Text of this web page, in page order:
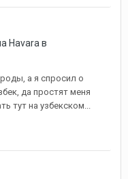
Havara в
а я спросил о
да простят меня
тут на узбекском...